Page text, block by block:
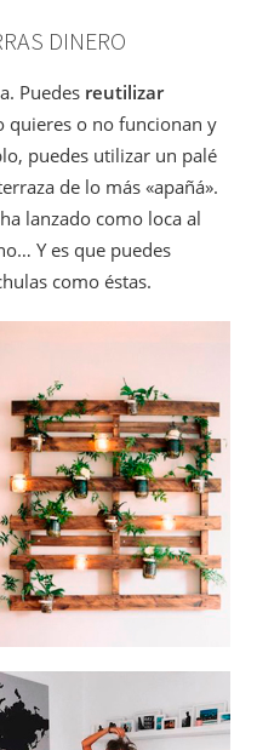
DINERO
Puedes reutilizar
quieres o no funcionan y
puedes utilizar un palé
de lo más «apañá».
lanzado como loca al
Y es que puedes
como éstas.